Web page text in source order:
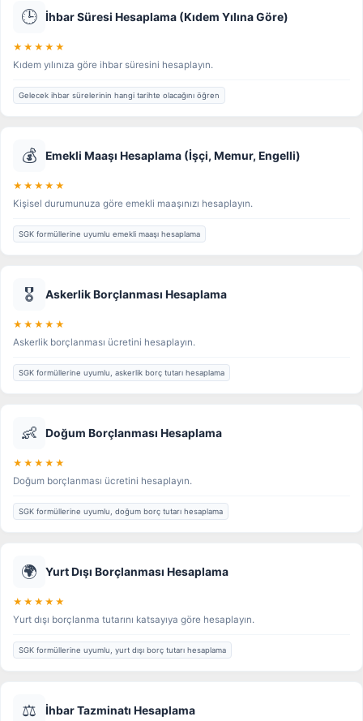
🕒 İhbar Süresi Hesaplama (Kıdem Yılına Göre)
★★★★★
Kıdem yılınıza göre ihbar süresini hesaplayın.
Gelecek ihbar sürelerinin hangi tarihte olacağını öğren
💰 Emekli Maaşı Hesaplama (İşçi, Memur, Engelli)
★★★★★
Kişisel durumunuza göre emekli maaşınızı hesaplayın.
SGK formüllerine uyumlu emekli maaşı hesaplama
🎖️ Askerlik Borçlanması Hesaplama
★★★★★
Askerlik borçlanması ücretini hesaplayın.
SGK formüllerine uyumlu, askerlik borç tutarı hesaplama
👶 Doğum Borçlanması Hesaplama
★★★★★
Doğum borçlanması ücretini hesaplayın.
SGK formüllerine uyumlu, doğum borç tutarı hesaplama
🌍 Yurt Dışı Borçlanması Hesaplama
★★★★★
Yurt dışı borçlanma tutarını katsayıya göre hesaplayın.
SGK formüllerine uyumlu, yurt dışı borç tutarı hesaplama
⚖️ İhbar Tazminatı Hesaplama